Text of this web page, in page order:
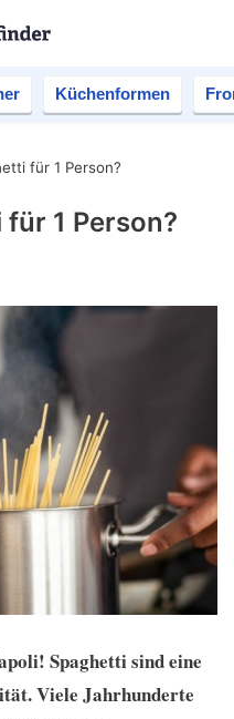
Küchenformen
für 1 Person?
1 Person?
Spaghetti sind eine
Viele Jahrhunderte